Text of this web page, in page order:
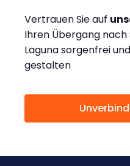
Vertrauen Sie auf
Ihren Übergang
Laguna sorgenfrei
gestalten